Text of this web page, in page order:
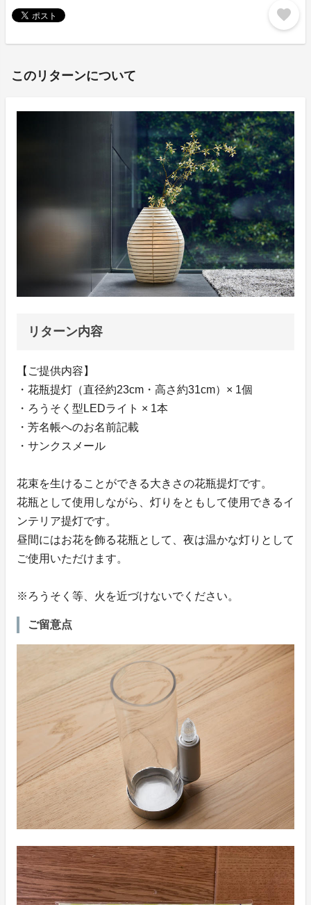
favorite
このリターンについて
リターン内容
【ご提供内容】
・花瓶提灯（直径約23cm・高さ約31cm）× 1個
・ろうそく型LEDライト × 1本
・芳名帳へのお名前記載
・サンクスメール
花束を生けることができる大きさの花瓶提灯です。
花瓶として使用しながら、灯りをともして使用できるイ
ンテリア提灯です。
昼間にはお花を飾る花瓶として、夜は温かな灯りとして
ご使用いただけます。
※ろうそく等、火を近づけないでください。
ご留意点